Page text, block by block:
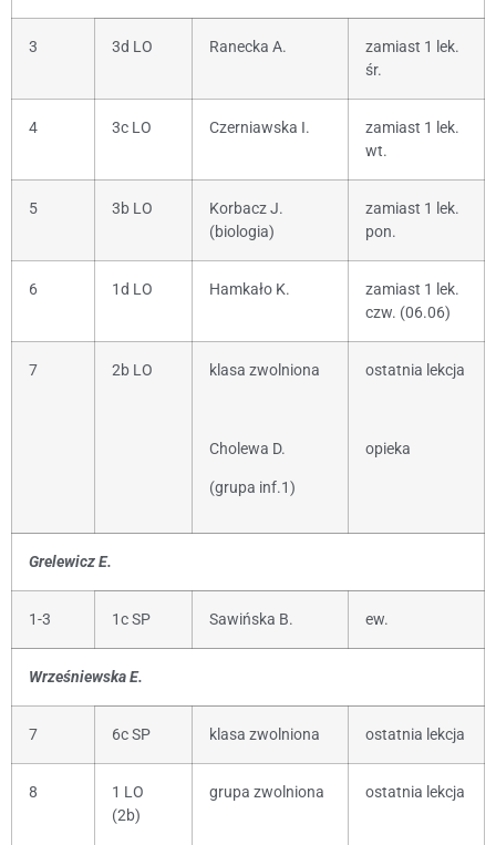
3 3d LO Ranecka A.
zamiast 1 lek.
śr.
4 3c LO Czerniawska I.
zamiast 1 lek.
wt.
5 3b LO
Korbacz J.
(biologia)
zamiast 1 lek.
pon.
6 1d LO Hamkało K.
zamiast 1 lek.
czw. (06.06)
7 2b LO klasa zwolniona
Cholewa D.
(grupa inf.1)
ostatnia lekcja
opieka
Grelewicz E.
1-3 1c SP Sawińska B. ew.
Wrześniewska E.
7 6c SP klasa zwolniona ostatnia lekcja
8
1 LO
(2b)
grupa zwolniona ostatnia lekcja